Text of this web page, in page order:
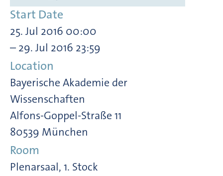
Start Date
25. Jul 2016 00:00
– 29. Jul 2016 23:59
Location
Bayerische Akademie der
Wissenschaften
Alfons-Goppel-Straße 11
80539 München
Room
Plenarsaal, 1. Stock